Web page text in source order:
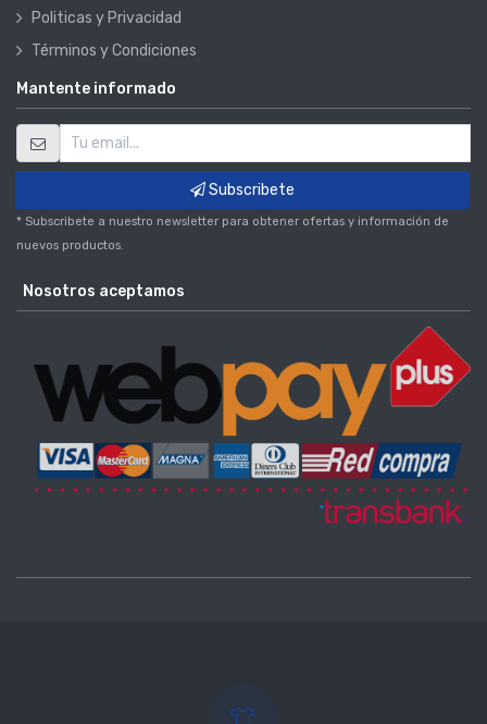
Politicas y Privacidad
Términos y Condiciones
Mantente informado
Subscribete
* Subscribete a nuestro newsletter para obtener ofertas y información de
nuevos productos.
Nosotros aceptamos